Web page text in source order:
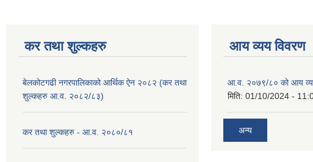
कर तथा शुल्कहरु
बेलकोटगढी नगरपालिकाको आर्थिक ऐन २०८२ (कर तथा
शुल्कहरु आ.व. २०८२/८३)
कर तथा शुल्कहरु - आ.व. २०८०/८१
आय व्यय विवरण
आ.व. २०७९/८० को आय
मिति: 01/10/2024 -
अन्य